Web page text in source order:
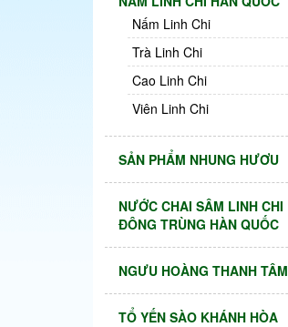
Nấm Linh Chi
Trà Linh Chi
Cao Linh Chi
Viên Linh Chi
SẢN PHẨM NHUNG HƯƠU
NƯỚC CHAI SÂM LINH CHI
ĐÔNG TRÙNG HÀN QUỐC
NGƯU HOÀNG THANH TÂM
TỔ YẾN SÀO KHÁNH HÒA